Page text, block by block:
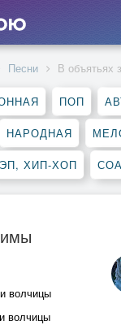
Песни В объятьях
ПОП
НАРОДНАЯ
ХИП-ХОП
волчицы
волчицы